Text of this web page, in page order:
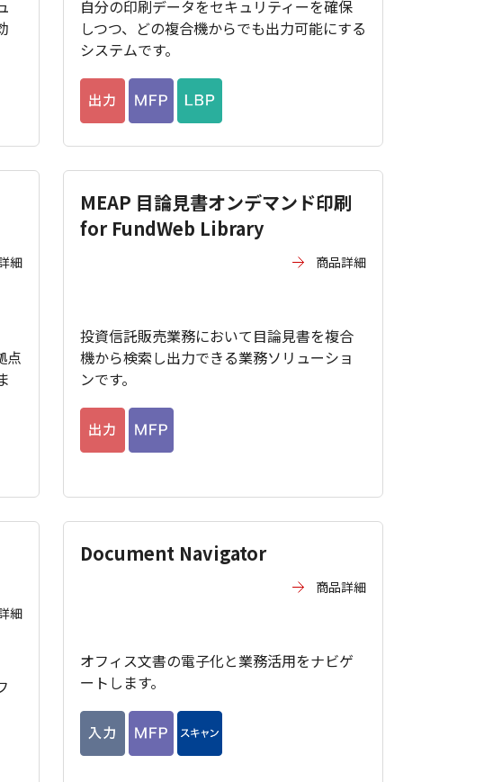
自分の印刷データをセキュリティーを確保
しつつ、どの複合機からでも出力可能にする
システムです。
細
点
MEAP 目論見書オンデマンド印刷
for FundWeb Library
商品詳細
投資信託販売業務において目論見書を複合
機から検索し出力できる業務ソリューショ
ンです。
細
Document Navigator
商品詳細
オフィス文書の電子化と業務活用をナビゲ
ートします。